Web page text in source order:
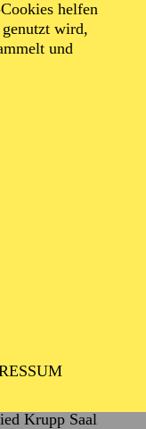
helfen
wird,
und
Emanuel
Sollima, Igor
Krupp Saal